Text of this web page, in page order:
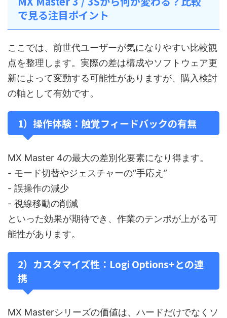
で見る注目ポイント
ここでは、前世代ユーザーが気になりやすい比較観
点を整理します。実際の差は構成やソフトウェア更
新によって変動する可能性がありますが、購入検討
の軸として有効です。
1）操作体験：触覚フィードバックの有無
MX Master 4の最大の差別化要素になり得ます。
- モード切替やジェスチャーの“手応え”
- 誤操作の減少
- 視線移動の削減
といった効果が期待でき、作業のテンポが上がる可
能性があります。
2）カスタマイズ性：Logi Options+との連
携
MX Masterシリーズの価値は、ハードだけでなくソ